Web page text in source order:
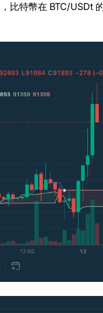
比特幣在 BTC/USDt